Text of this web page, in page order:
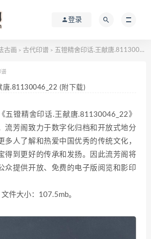
登录
古画 > 古代印谱 > 五镫精舍印话.王献唐.81130046_22 (附下载)
谱
唐.81130046_22 (附下载)
五镫精舍印话.王献唐.81130046_22》
流芳阁致力于数字化归档和开放式地分
多人了解和热爱中国优秀的传统文化，
得到更好的传承和发扬。因此流芳阁将
众提供开放、免费的电子版阅览和影印
件大小：107.5mb。